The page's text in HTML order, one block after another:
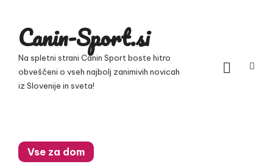
contentCanin-Sport.si
Na spletni strani Canin Sport boste hitro
obveščeni o vseh najbolj zanimivih novicah
iz Slovenije in sveta!
Vse za dom